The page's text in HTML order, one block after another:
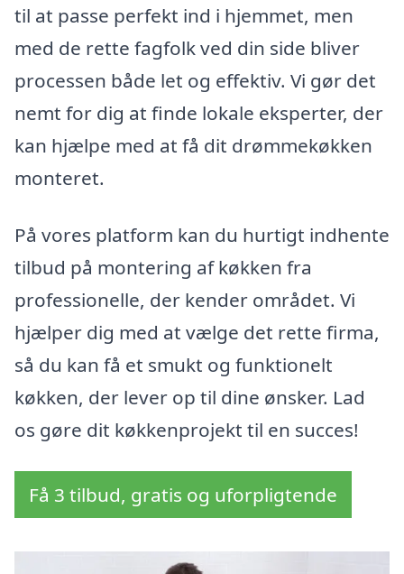
til at passe perfekt ind i hjemmet, men
med de rette fagfolk ved din side bliver
processen både let og effektiv. Vi gør det
nemt for dig at finde lokale eksperter, der
kan hjælpe med at få dit drømmekøkken
monteret.
På vores platform kan du hurtigt indhente
tilbud på montering af køkken fra
professionelle, der kender området. Vi
hjælper dig med at vælge det rette firma,
så du kan få et smukt og funktionelt
køkken, der lever op til dine ønsker. Lad
os gøre dit køkkenprojekt til en succes!
Få 3 tilbud, gratis og uforpligtende